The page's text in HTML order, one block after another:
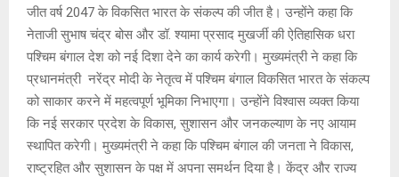
जीत वर्ष 2047 के विकसित भारत के संकल्प की जीत है। उन्होंने कहा कि
नेताजी सुभाष चंद्र बोस और डॉ. श्यामा प्रसाद मुखर्जी की ऐतिहासिक धरा
पश्चिम बंगाल देश को नई दिशा देने का कार्य करेगी। मुख्यमंत्री ने कहा कि
प्रधानमंत्री नरेंद्र मोदी के नेतृत्व में पश्चिम बंगाल विकसित भारत के संकल्प
को साकार करने में महत्वपूर्ण भूमिका निभाएगा। उन्होंने विश्वास व्यक्त किया
कि नई सरकार प्रदेश के विकास, सुशासन और जनकल्याण के नए आयाम
स्थापित करेगी। मुख्यमंत्री ने कहा कि पश्चिम बंगाल की जनता ने विकास,
राष्ट्रहित और सुशासन के पक्ष में अपना समर्थन दिया है। केंद्र और राज्य